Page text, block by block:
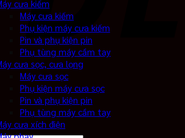
cưa kiếm
Máy cưa kiếm
Phụ kiện máy cưa kiếm
Pin và phụ kiện pin
Phụ tùng máy cầm tay
cưa sọc, cưa lọng
Máy cưa sọc
Phụ kiện máy cưa sọc
Pin và phụ kiện pin
Phụ tùng máy cầm tay
cưa xích điện